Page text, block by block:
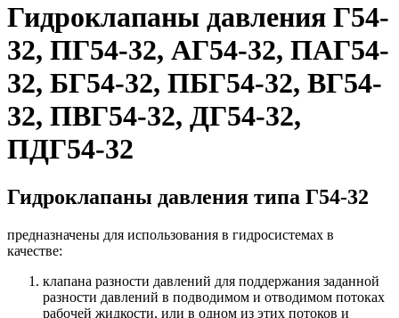
Гидроклапаны давления Г54-
32, ПГ54-32, АГ54-32, ПАГ54-
32, БГ54-32, ПБГ54-32, ВГ54-
32, ПВГ54-32, ДГ54-32,
ПДГ54-32
Гидроклапаны давления типа Г54-32
предназначены для использования в гидросистемах в
качестве:
клапана разности давлений для поддержания заданной
разности давлений в подводимом и отводимом потоках
рабочей жидкости, или в одном из этих потоков и